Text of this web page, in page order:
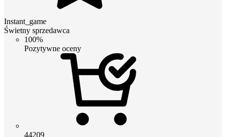
Instant_game
Świetny sprzedawca
100%
Pozytywne oceny
44209